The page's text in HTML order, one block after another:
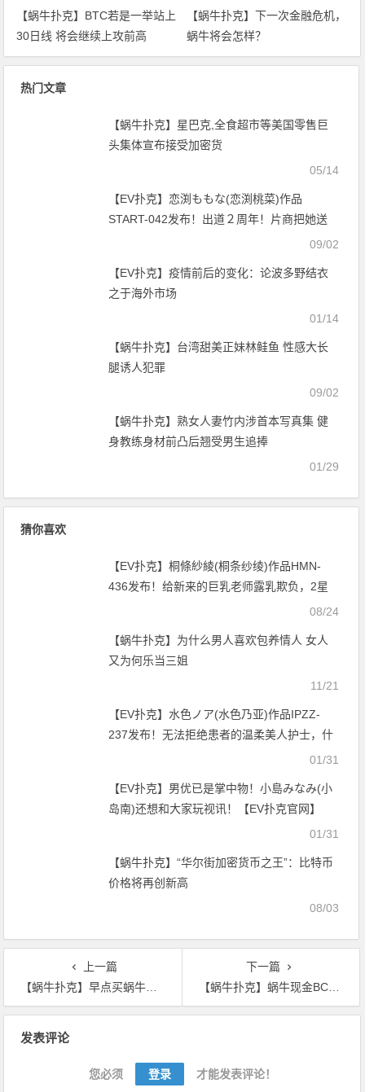
【蜗牛扑克】BTC若是一举站上
30日线 将会继续上攻前高
【蜗牛扑克】下一次金融危机，
蜗牛将会怎样？
热门文章
【蜗牛扑克】星巴克,全食超市等美国零售巨
头集体宣布接受加密货
05/14
【EV扑克】恋渕ももな(恋渕桃菜)作品
START-042发布！出道２周年！片商把她送
09/02
【EV扑克】疫情前后的变化：论波多野结衣
之于海外市场
01/14
【蜗牛扑克】台湾甜美正妹林鲑鱼 性感大长
腿诱人犯罪
09/02
【蜗牛扑克】熟女人妻竹内涉首本写真集 健
身教练身材前凸后翘受男生追捧
01/29
猜你喜欢
【EV扑克】桐條紗綾(桐条纱绫)作品HMN-
436发布！给新来的巨乳老师露乳欺负，2星
期不穿内衣的无套中出处罚！【EV扑克官08/24
【蜗牛扑克】为什么男人喜欢包养情人 女人
又为何乐当三姐
11/21
【EV扑克】水色ノア(水色乃亚)作品IPZZ-
237发布！无法拒绝患者的温柔美人护士，什
01/31
【EV扑克】男优已是掌中物！小島みなみ(小
岛南)还想和大家玩视讯！【EV扑克官网】
01/31
【蜗牛扑克】“华尔街加密货币之王”：比特币
价格将再创新高
08/03
上一篇
【蜗牛扑克】早点买蜗牛就能发财吗？
下一篇
【蜗牛扑克】蜗牛现金BCH生态已经准备，期待硬分叉的来临
发表评论
您必须 登录 才能发表评论！